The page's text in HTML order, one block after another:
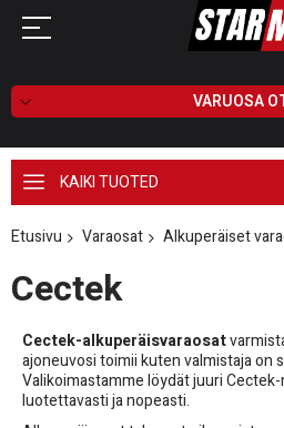
VARUOSA
KAIKI TUOTED
Etusivu Varaosat Alkuperäiset
Cectek
Cectek-alkuperäisvaraosat
ajoneuvosi toimii kuten valmistaja on
Valikoimastamme löydät juuri
luotettavasti ja nopeasti.